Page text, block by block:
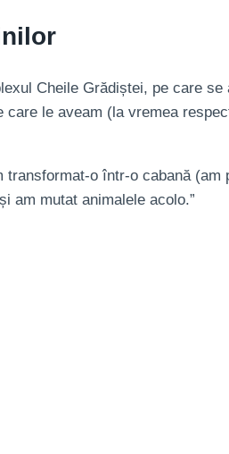
Cheile Grădiștei, pe care
le aveam (la vremea
o într-o cabană
am mutat animalele acolo.”